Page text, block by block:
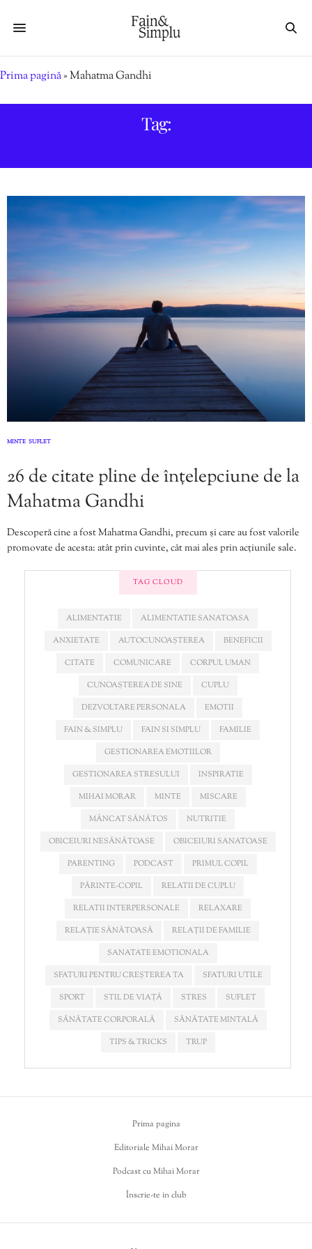
Prima pagină»Mahatma Gandhi
Tag:
MINTE SUFLET
26 de citate pline de înțelepciune de la
Mahatma Gandhi
Descoperă cine a fost Mahatma Gandhi, precum și care au fost valorile
promovate de acesta: atât prin cuvinte, cât mai ales prin acțiunile sale.
TAG CLOUD
ALIMENTATIE
ALIMENTATIE SANATOASA
ANXIETATE
AUTOCUNOAȘTEREA
BENEFICII
CITATE
COMUNICARE
CORPUL UMAN
CUNOAȘTEREA DE SINE
CUPLU
DEZVOLTARE PERSONALA
EMOTII
FAIN & SIMPLU
FAIN SI SIMPLU
FAMILIE
GESTIONAREA EMOTIILOR
GESTIONAREA STRESULUI
INSPIRATIE
MIHAI MORAR
MINTE
MISCARE
MÂNCAT SĂNĂTOS
NUTRITIE
OBICEIURI NESĂNĂTOASE
OBICEIURI SANATOASE
PARENTING
PODCAST
PRIMUL COPIL
PĂRINTE-COPIL
RELATII DE CUPLU
RELATII INTERPERSONALE
RELAXARE
RELAȚIE SĂNĂTOASĂ
RELAȚII DE FAMILIE
SANATATE EMOTIONALA
SFATURI PENTRU CREȘTEREA TA
SFATURI UTILE
SPORT
STIL DE VIAȚĂ STRES
SUFLET
SĂNĂTATE CORPORALĂ
SĂNĂTATE MINTALĂ
TIPS & TRICKS
TRUP
Prima pagina
Editoriale Mihai Morar
Podcast cu Mihai Morar
Înscrie-te in club